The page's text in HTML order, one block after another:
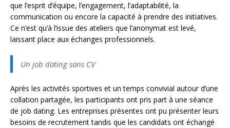
que l’esprit d’équipe, l’engagement, l’adaptabilité, la
communication ou encore la capacité à prendre des initiatives.
Ce n’est qu’à l’issue des ateliers que l’anonymat est levé,
laissant place aux échanges professionnels.
Un job dating sans CV
Après les activités sportives et un temps convivial autour d’une
collation partagée, les participants ont pris part à une séance
de job dating. Les entreprises présentes ont pu présenter leurs
besoins de recrutement tandis que les candidats ont échangé